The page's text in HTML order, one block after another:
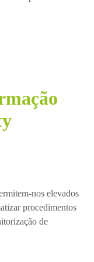
nos elevados
procedimentos
de